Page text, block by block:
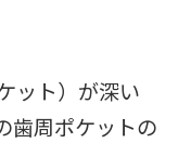
ット）が深い
歯周ポケットの